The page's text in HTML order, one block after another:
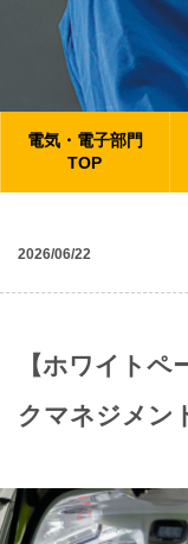
電気・電子部門
TOP
2026/06/22
【ホワイト
クマネジメン